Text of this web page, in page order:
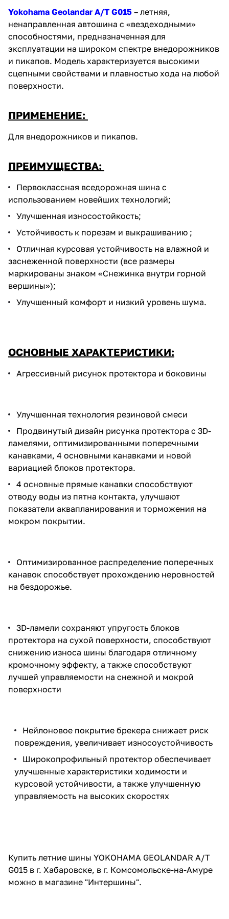
Yokohama Geolandar A/T G015 – летняя,
ненаправленная автошина с «вездеходными»
способностями, предназначенная для
эксплуатации на широком спектре внедорожников
и пикапов. Модель характеризуется высокими
сцепными свойствами и плавностью хода на любой
поверхности.
ПРИМЕНЕНИЕ:
Для внедорожников и пикапов.
ПРЕИМУЩЕСТВА:
Первоклассная вседорожная шина с
использованием новейших технологий;
Улучшенная износостойкость;
Устойчивость к порезам и выкрашиванию ;
Отличная курсовая устойчивость на влажной и
заснеженной поверхности (все размеры
маркированы знаком «Снежинка внутри горной
вершины»);
Улучшенный комфорт и низкий уровень шума.
ОСНОВНЫЕ ХАРАКТЕРИСТИКИ:
Агрессивный рисунок протектора и боковины
Улучшенная технология резиновой смеси
Продвинутый дизайн рисунка протектора с 3D-
ламелями, оптимизированными поперечными
канавками, 4 основными канавками и новой
вариацией блоков протектора.
4 основные прямые канавки способствуют
отводу воды из пятна контакта, улучшают
показатели аквапланирования и торможения на
мокром покрытии.
Оптимизированное распределение поперечных
канавок способствует прохождению неровностей
на бездорожье.
3D-ламели сохраняют упругость блоков
протектора на сухой поверхности, способствуют
снижению износа шины благодаря отличному
кромочному эффекту, а также способствуют
лучшей управляемости на снежной и мокрой
поверхности
Нейлоновое покрытие брекера снижает риск
повреждения, увеличивает износоустойчивость
Широкопрофильный протектор обеспечивает
улучшенные характеристики ходимости и
курсовой устойчивости, а также улучшенную
управляемость на высоких скоростях
Купить летние шины YOKOHAMA GEOLANDAR A/T
G015 в г. Хабаровске, в г. Комсомольске-на-Амуре
можно в магазине "Интершины".